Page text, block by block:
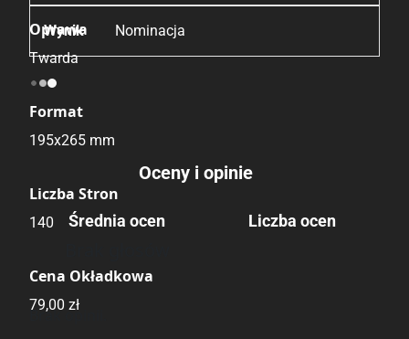
Oprawa
Twarda
Format
195x265 mm
Liczba Stron
140
Cena Okładkowa
79,00 zł
Nominacja
Oceny i opinie
Średnia ocen Liczba ocen
Brak opinii.